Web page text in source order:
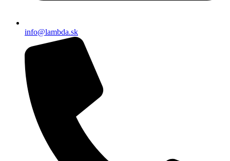
info@lambda.sk